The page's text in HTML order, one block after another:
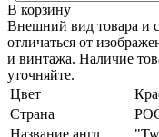
В корзину
Внешний вид товара и
отличаться от
и винтажа. Наличие
уточняйте.
Цвет
Страна
Название англ.